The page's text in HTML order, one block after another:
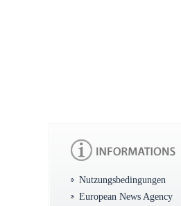
Nutzungsbedingungen
European News Agency